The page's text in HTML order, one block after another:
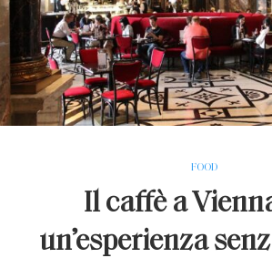
FOOD
Il caffè a
un’esperienza